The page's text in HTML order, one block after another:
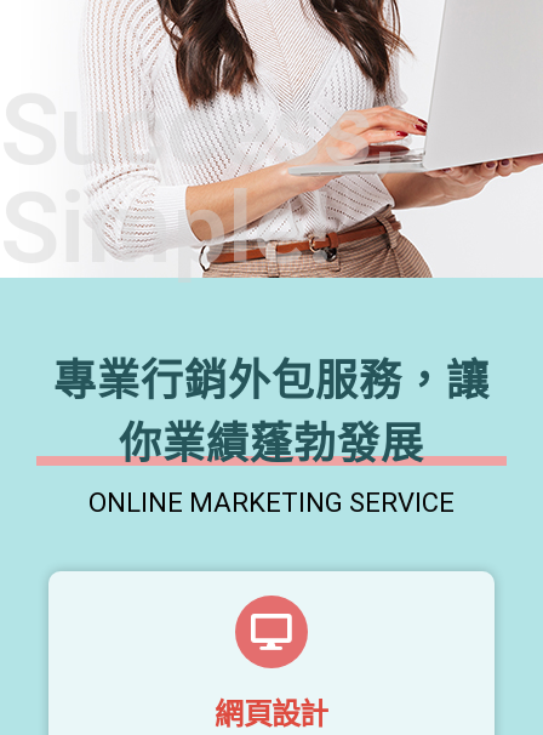
Success,
Simple!
專業行銷外包服務，讓
你業績蓬勃發展
ONLINE MARKETING SERVICE
網頁設計